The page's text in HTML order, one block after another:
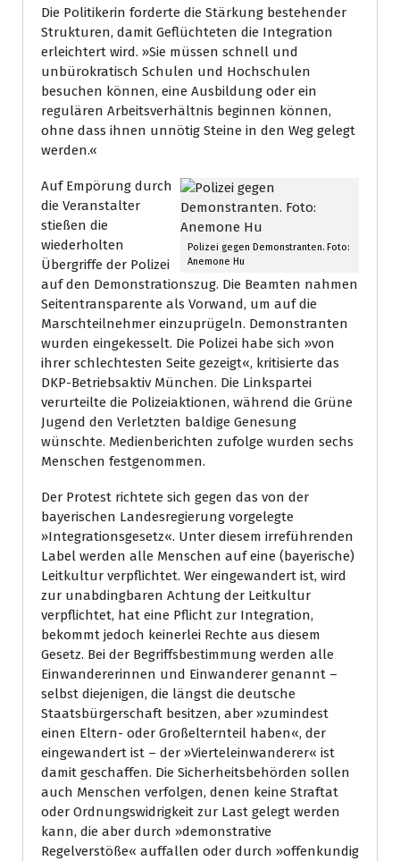
Die Politikerin forderte die Stärkung bestehender
Strukturen, damit Geflüchteten die Integration
erleichtert wird. »Sie müssen schnell und
unbürokratisch Schulen und Hochschulen
besuchen können, eine Ausbildung oder ein
regulären Arbeitsverhältnis beginnen können,
ohne dass ihnen unnötig Steine in den Weg gelegt
werden.«
Polizei gegen Demonstranten. Foto:
Anemone Hu
Auf Empörung durch
die Veranstalter
stießen die
wiederholten
Übergriffe der Polizei
auf den Demonstrationszug. Die Beamten nahmen
Seitentransparente als Vorwand, um auf die
Marschteilnehmer einzuprügeln. Demonstranten
wurden eingekesselt. Die Polizei habe sich »von
ihrer schlechtesten Seite gezeigt«, kritisierte das
DKP-Betriebsaktiv München. Die Linkspartei
verurteilte die Polizeiaktionen, während die Grüne
Jugend den Verletzten baldige Genesung
wünschte. Medienberichten zufolge wurden sechs
Menschen festgenommen.
Der Protest richtete sich gegen das von der
bayerischen Landesregierung vorgelegte
»Integrationsgesetz«. Unter diesem irreführenden
Label werden alle Menschen auf eine (bayerische)
Leitkultur verpflichtet. Wer eingewandert ist, wird
zur unabdingbaren Achtung der Leitkultur
verpflichtet, hat eine Pflicht zur Integration,
bekommt jedoch keinerlei Rechte aus diesem
Gesetz. Bei der Begriffsbestimmung werden alle
Einwandererinnen und Einwanderer genannt –
selbst diejenigen, die längst die deutsche
Staatsbürgerschaft besitzen, aber »zumindest
einen Eltern- oder Großelternteil haben«, der
eingewandert ist – der »Vierteleinwanderer« ist
damit geschaffen. Die Sicherheitsbehörden sollen
auch Menschen verfolgen, denen keine Straftat
oder Ordnungswidrigkeit zur Last gelegt werden
kann, die aber durch »demonstrative
Regelverstöße« auffallen oder durch »offenkundig